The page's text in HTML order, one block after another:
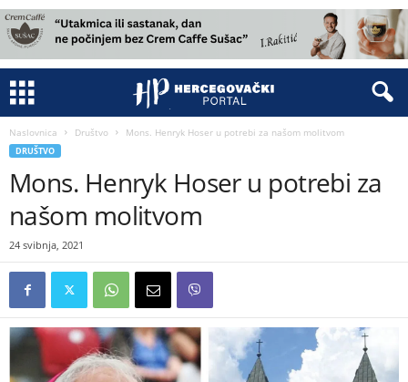
Naslovnica Društvo Mons. Henryk Hoser u potrebi za našom molitvom
DRUŠTVO
Mons. Henryk Hoser u potrebi za
našom molitvom
24 svibnja, 2021